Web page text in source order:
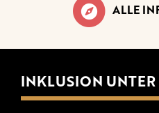
ALLE
INKLUSION UNTER